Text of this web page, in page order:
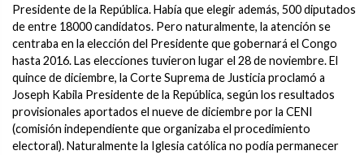
Presidente de la República. Había que elegir además, 500 diputados
de entre 18000 candidatos. Pero naturalmente, la atención se
centraba en la elección del Presidente que gobernará el Congo
hasta 2016. Las elecciones tuvieron lugar el 28 de noviembre. El
quince de diciembre, la Corte Suprema de Justicia proclamó a
Joseph Kabila Presidente de la República, según los resultados
provisionales aportados el nueve de diciembre por la CENI
(comisión independiente que organizaba el procedimiento
electoral). Naturalmente la Iglesia católica no podía permanecer